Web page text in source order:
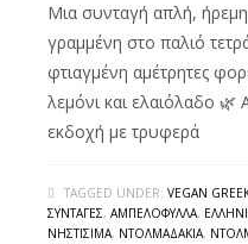
Μια συνταγή απλή,
γραμμένη στο παλιό
φτιαγμένη αμέτρητες
λεμόνι και ελαιόλαδο 🌿
εκδοχή με τρυφερά
TAGGED UNDER: VEGAN
ΣΥΝΤΑΓΈΣ, ΑΜΠΕΛΌΦΥΛΛΑ,
ΝΗΣΤΊΣΙΜΑ, ΝΤΟΛΜΑΔΆΚΙΑ,